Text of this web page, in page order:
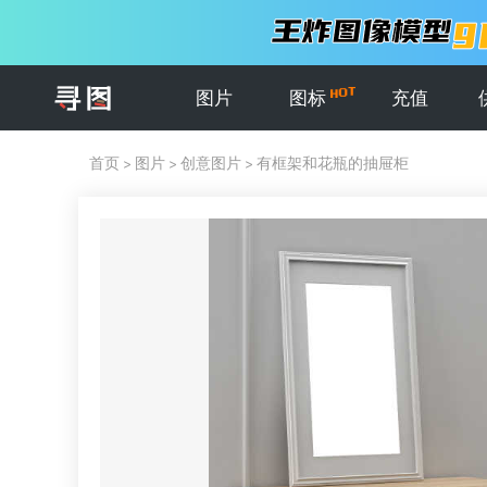
图片 图标 充值
首页 > 图片 > 创意图片 > 有框架和花瓶的抽屉柜